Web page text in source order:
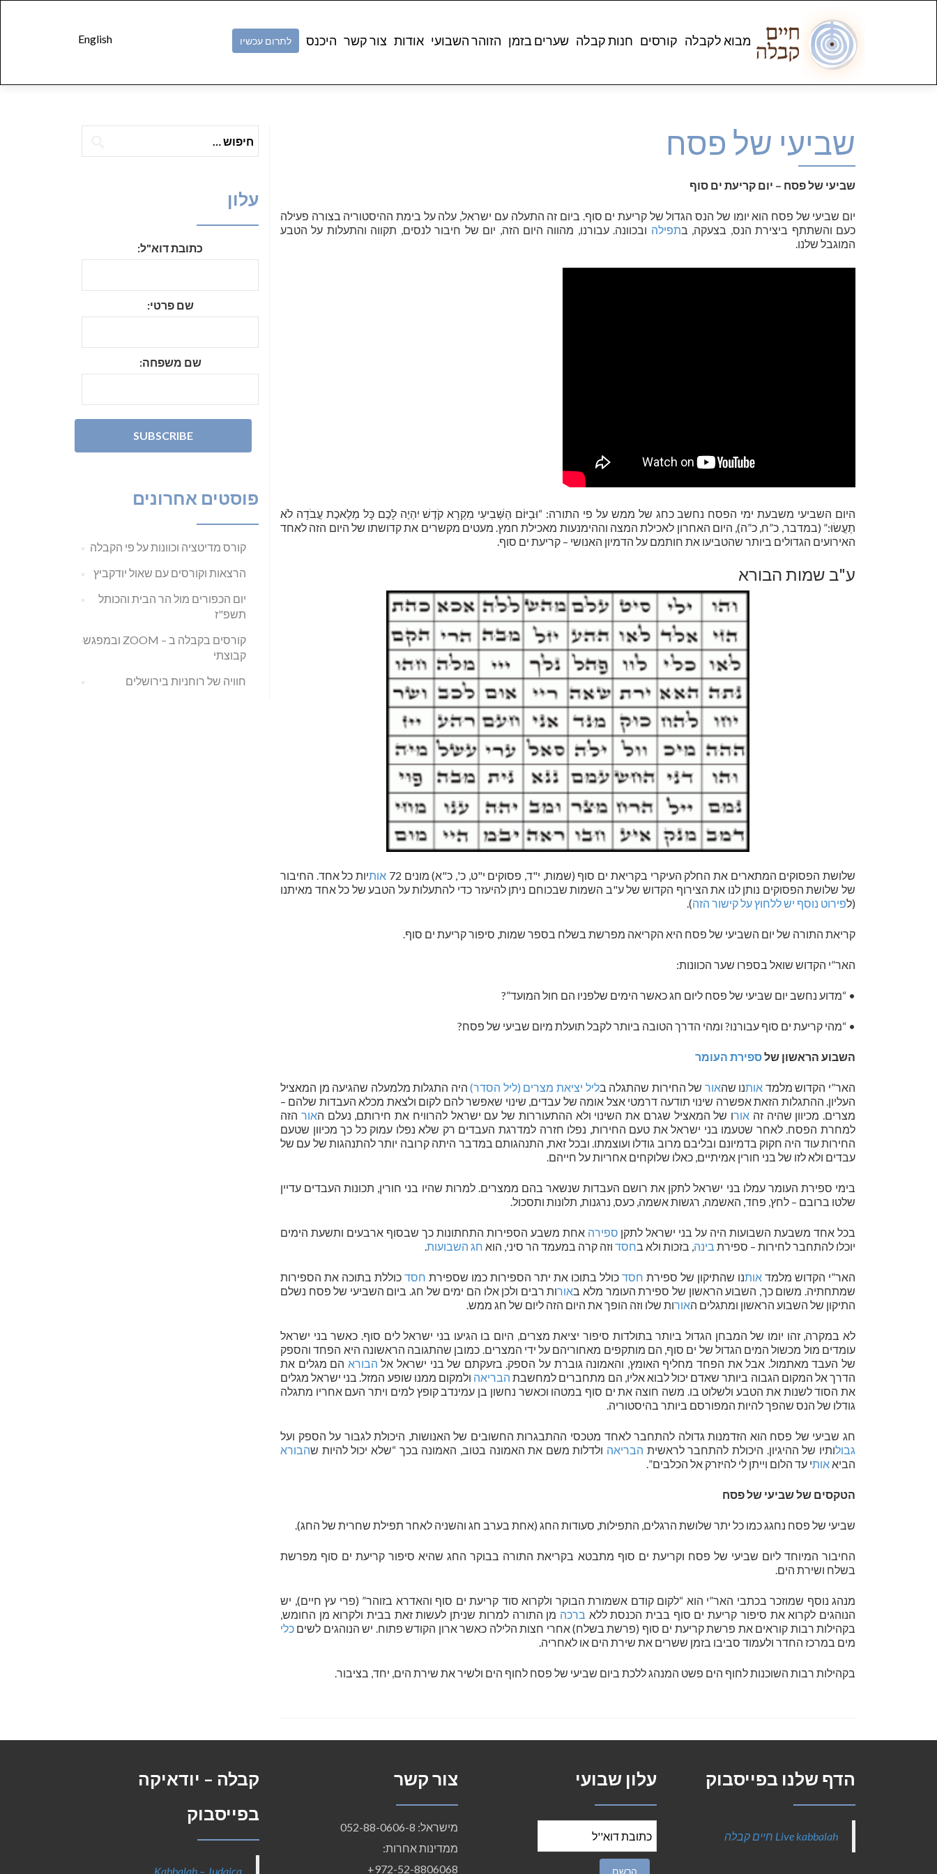
English מבוא לקבלה קורסים חנות קבלה שערים בזמן הזוהר השבועי אודות צור קשר היכנס לתרום עכשיו
שביעי של פסח
שביעי של פסח – יום קריעת ים סוף
יום שביעי של פסח הוא יומו של הנס הגדול של קריעת ים סוף. ביום זה התעלה עם ישראל, עלה על בימת ההיסטוריה בצורה פעילה
כעם והשתתף ביצירת הנס, בצעקה, בתפילה ובכוונה. עבורנו, מהווה היום הזה, יום של חיבור לנסים, תקווה והתעלות על הטבע
המוגבל שלנו.
היום השביעי משבעת ימי הפסח נחשב כחג של ממש על פי התורה: “וּבַיּוֹם הַשְּׁבִיעִי מִקְרָא קֹדֶשׁ יִהְיֶה לָכֶם כָּל מְלֶאכֶת עֲבֹדָה לֹא
תַעֲשׂוּ:” (במדבר, כ”ח, כ”ה), היום האחרון לאכילת המצה וההימנעות מאכילת חמץ. מעטים מקשרים את קדושתו של היום הזה לאחד
האירועים הגדולים ביותר שהטביעו את חותמם על הדמיון האנושי – קריעת ים סוף.
ע"ב שמות הבורא
שלושת הפסוקים המתארים את החלק העיקרי בקריאת ים סוף (שמות, י"ד, פסוקים י"ט, כ', כ"א) מונים 72 אותיות כל אחד. החיבור
של שלושת הפסוקים נותן לנו את הצירוף הקדוש של ע"ב השמות שבכוחם ניתן להיעזר כדי להתעלות על הטבע של כל אחד מאיתנו
(לפירוט נוסף יש ללחוץ על קישור הזה).
קריאת התורה של יום השביעי של פסח היא הקריאה מפרשת בשלח בספר שמות, סיפור קריעת ים סוף.
האר”י הקדוש שואל בספרו שער הכוונות:
• “מדוע נחשב יום שביעי של פסח ליום חג כאשר הימים שלפניו הם חול המועד”?
• “מהי קריעת ים סוף עבורנו? ומהי הדרך הטובה ביותר לקבל תועלת מיום שביעי של פסח?
השבוע הראשון שלספירת העומר
האר”י הקדוש מלמד אותנו שהאור של החירות שהתגלה בליל יציאת מצרים (ליל הסדר)היה התגלות מלמעלה שהגיעה מן המאציל
העליון. ההתגלות הזאת אפשרה שינוי תודעה דרמטי אצל אומה של עבדים, שינוי שאפשר להם לקום ולצאת מכלא העבדות שלהם –
מצרים. מכיוון שהיה זה אורו של המאציל שגרם את השינוי ולא ההתעוררות של עם ישראל להרוויח את חירותם, נעלם האור הזה
למחרת הפסח. לאחר שטעמו בני ישראל את טעם החירות, נפלו חזרה למדרגת העבדים רק שלא נפלו עמוק כל כך מכיוון שטעם
החירות עוד היה חקוק בדמיונם ובליבם מרוב גודלו ועוצמתו. ובכל זאת, התנהגותם במדבר היתה קרובה יותר להתנהגות של עם של
עבדים ולא לזו של בני חורין אמיתיים, כאלו שלוקחים אחריות על חייהם.
בימי ספירת העומר עמלו בני ישראל לתקן את רושם העבדות שנשאר בהם ממצרים. למרות שהיו בני חורין, תכונות העבדים עדיין
שלטו ברובם – לחץ, פחד, האשמה, רגשות אשמה, כעס, נרגנות, תלונות ותסכול.
בכל אחד משבעת השבועות היה על בני ישראל לתקן ספירה אחת משבע הספירות התחתונות כך שבסוף ארבעים ותשעת הימים
יוכלו להתחבר לחירות – ספירת בינה, בזכות ולא בחסד וזה קרה במעמד הר סיני, הוא חג השבועות.
האר”י הקדוש מלמד אותנו שהתיקון של ספירת חסד כולל בתוכו את יתר הספירות כמו שספירת חסד כוללת בתוכה את הספירות
שמתחתיה. משום כך, השבוע הראשון של ספירת העומר מלא באורות רבים ולכן אלו הם ימים של חג. ביום השביעי של פסח נשלם
התיקון של השבוע הראשון ומתגלים האורות שלו וזה הופך את היום הזה ליום של חג ממש.
לא במקרה, זהו יומו של המבחן הגדול ביותר בתולדות סיפור יציאת מצרים, היום בו הגיעו בני ישראל לים סוף. כאשר בני ישראל
עומדים מול מכשול המים הגדול של ים סוף, הם מותקפים מאחוריהם על ידי המצרים. כמובן שהתגובה הראשונה היא הפחד והספק
של העבד מאתמול. אבל את הפחד מחליף האומץ, והאמונה גוברת על הספק. בזעקתם של בני ישראל אל הבורא הם מגלים את
הדרך אל המקום הגבוה ביותר שאדם יכול לבוא אליו, הם מתחברים למחשבת הבריאה ולמקום ממנו שופע המזל. בני ישראל מגלים
את הסוד לשנות את הטבע ולשלוט בו. משה חוצה את ים סוף במטהו וכאשר נחשון בן עמינדב קופץ למים ויתר העם אחריו מתגלה
גודלו של הנס שהפך להיות המפורסם ביותר בהיסטוריה.
חג שביעי של פסח הוא הזדמנות גדולה להתחבר לאחד מטכסי ההתבגרות החשובים של האנושות, היכולת לגבור על הספק ועל
גבולותיו של ההיגיון. היכולת להתחבר לראשית הבריאה ולדלות משם את האמונה בטוב, האמונה בכך “שלא יכול להיות שהבורא
הביאאותי עד הלום וייתן לי להיזרק אל הכלבים”.
הטקסים של שביעי של פסח
שביעי של פסח נחגג כמו כל יתר שלושת הרגלים, התפילות, סעודות החג (אחת בערב חג והשניה לאחר תפילת שחרית של החג).
החיבור המיוחד ליום שביעי של פסח וקריעת ים סוף מתבטא בקריאת התורה בבוקר החג שהיא סיפור קריעת ים סוף מפרשת
בשלח ושירת הים.
מנהג נוסף שמוזכר בכתבי האר”י הוא “לקום קודם אשמורת הבוקר ולקרוא סוד קריעת ים סוף והאדרא בזוהר” (פרי עץ חיים), יש
הנוהגים לקרוא את סיפור קריעת ים סוף בבית הכנסת ללא ברכה מן התורה למרות שניתן לעשות זאת בבית ולקרוא מן החומש,
בקהילות רבות קוראים את פרשת קריעת ים סוף (פרשת בשלח) אחרי חצות הלילה כאשר ארון הקודש פתוח. יש הנוהגים לשים כלי
מים במרכז החדר ולעמוד סביבו בזמן ששרים את שירת הים או לאחריה.
בקהילות רבות השוכנות לחוף הים פשט המנהג ללכת ביום שביעי של פסח לחוף הים ולשיר את שירת הים, יחד, בציבור.
עלון
כתובת דוא"ל:
שם פרטי:
שם משפחה:
פוסטים אחרונים
קורס מדיטציה וכוונות על פי הקבלה
הרצאות וקורסים עם שאול יודקביץ
יום הכפורים מול הר הבית והכותל
תשפ"ז
קורסים בקבלה ב – ZOOM ובמפגש
קבוצתי
חוויה של רוחניות בירושלים
קבלה – יודאיקה
בפייסבוק
Kabbalah – Judaica
צור קשר
מישראל: 052-88-0606-8
ממדינות אחרות:
972-52-8806068+
עלון שבועי הדף שלנו בפייסבוק
‎Live kabbalah חיים קבלה‎